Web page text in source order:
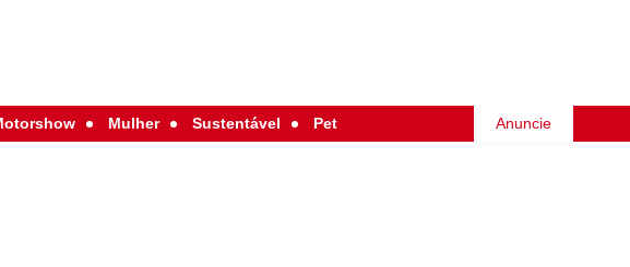
Mulher Sustentável Pet Anuncie